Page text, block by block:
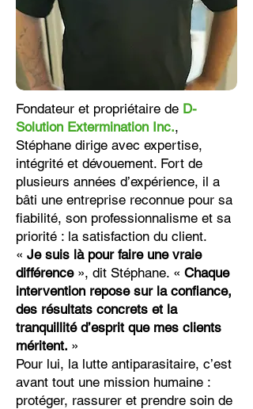
Fondateur et propriétaire de D-
Solution Extermination Inc.,
Stéphane dirige avec expertise,
intégrité et dévouement. Fort de
plusieurs années d’expérience, il a
bâti une entreprise reconnue pour sa
fiabilité, son professionnalisme et sa
priorité : la satisfaction du client.
« Je suis là pour faire une vraie
différence», dit Stéphane. « Chaque
intervention repose sur la confiance,
des résultats concrets et la
tranquillité d’esprit que mes clients
méritent. »
Pour lui, la lutte antiparasitaire, c’est
avant tout une mission humaine :
protéger, rassurer et prendre soin de